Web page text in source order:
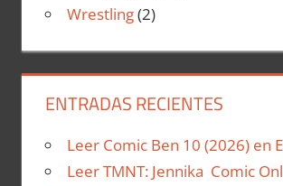
Wrestling(2)
ENTRADAS RECIENTES
Leer Comic Ben 10 (2026) en
Leer TMNT: Jennika Comic